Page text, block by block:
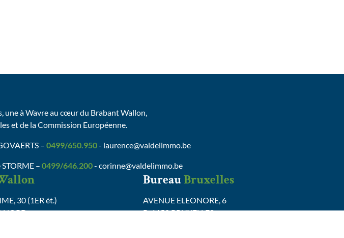
à Wavre au cœur du Brabant Wallon,
et de la Commission Européenne.
– 0499/650.950- laurence@valdelimmo.be
– 0499/646.200- corinne@valdelimmo.be
30 (1ER ét.)
NORD
BureauBruxelles
AVENUE ELEONORE, 6
B-1150 BRUXELLES